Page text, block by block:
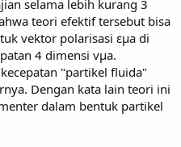
selama lebih kurang 3
teori efektif tersebut bisa
vektor polarisasi εμa di
4 dimensi vμa.
"partikel fluida"
Dengan kata lain teori ini
dalam bentuk partikel